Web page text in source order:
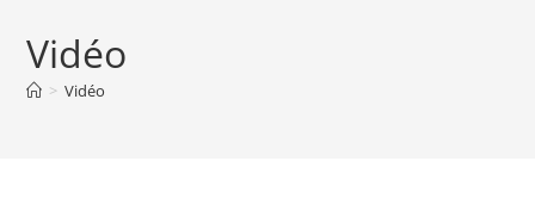
Vidéo
> Vidéo